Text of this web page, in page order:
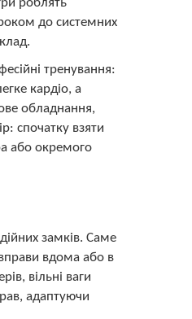
роблять
до системних
тренування:
кардіо, а
обладнання,
спочатку взяти
або окремого
замків. Саме
вдома або в
вільні ваги
адаптуючи